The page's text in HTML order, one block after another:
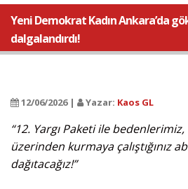
Yeni Demokrat Kadın Ankara’da
dalgalandırdı!
12/06/2026 | Yazar: Kaos GL
“12. Yargı Paketi ile
üzerinden kurmaya çalıştığınız
dağıtacağız!”